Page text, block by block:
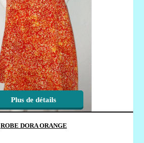
Plus de détails
ROBE DORA ORANGE